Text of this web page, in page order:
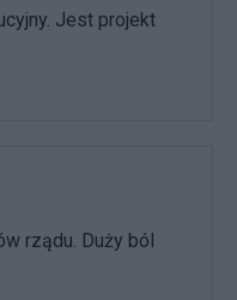
Jest projekt
rządu. Duży ból